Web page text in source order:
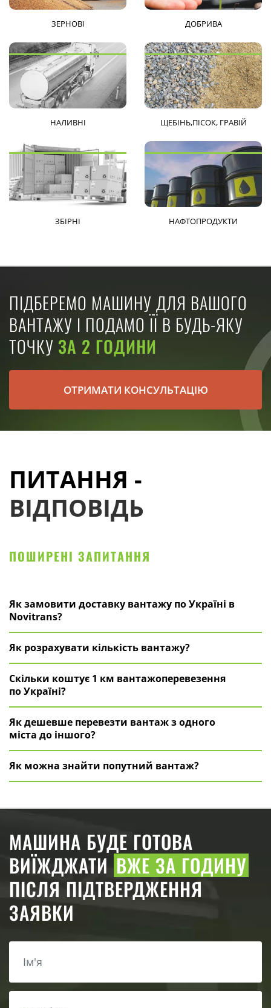
ЗЕРНОВІ ДОБРИВА
НАЛИВНІ ЩЕБІНЬ,ПІСОК, ГРАВІЙ
ЗБІРНІ НАФТОПРОДУКТИ
ПІДБЕРЕМО МАШИНУ ДЛЯ ВАШОГО
ВАНТАЖУ І ПОДАМО ЇЇ В БУДЬ-ЯКУ
ТОЧКУ ЗА 2 ГОДИНИ
ОТРИМАТИ КОНСУЛЬТАЦІЮ
ПИТАННЯ -
ВІДПОВІДЬ
ПОШИРЕНІ ЗАПИТАННЯ
Як замовити доставку вантажу по Україні в
Novitrans?
Як розрахувати кількість вантажу?
Скільки коштує 1 км вантажоперевезення
по Україні?
Як дешевше перевезти вантаж з одного
міста до іншого?
Як можна знайти попутний вантаж?
МАШИНА БУДЕ ГОТОВА
ВИЇЖДЖАТИ ВЖЕ ЗА ГОДИНУ
ПІСЛЯ ПІДТВЕРДЖЕННЯ
ЗАЯВКИ